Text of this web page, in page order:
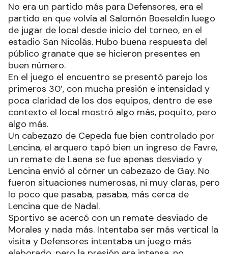
No era un partido más para Defensores, era el
partido en que volvía al Salomón Boeseldín luego
de jugar de local desde inicio del torneo, en el
estadio San Nicolás. Hubo buena respuesta del
público granate que se hicieron presentes en
buen número.
En el juego el encuentro se presentó parejo los
primeros 30’, con mucha presión e intensidad y
poca claridad de los dos equipos, dentro de ese
contexto el local mostró algo más, poquito, pero
algo más.
Un cabezazo de Cepeda fue bien controlado por
Lencina, el arquero tapó bien un ingreso de Favre,
un remate de Laena se fue apenas desviado y
Lencina envió al córner un cabezazo de Gay. No
fueron situaciones numerosas, ni muy claras, pero
lo poco que pasaba, pasaba, más cerca de
Lencina que de Nadal.
Sportivo se acercó con un remate desviado de
Morales y nada más. Intentaba ser más vertical la
visita y Defensores intentaba un juego más